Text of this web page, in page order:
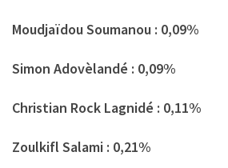
Moudjaïdou Soumanou : 0,09%
Simon Adovèlandé : 0,09%
Christian Rock Lagnidé : 0,11%
Zoulkifl Salami : 0,21%